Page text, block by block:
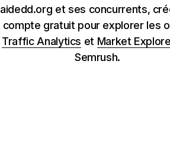
aidedd.org et ses concurrents,
compte gratuit pour explorer les
Traffic Analytics et Market
Semrush.